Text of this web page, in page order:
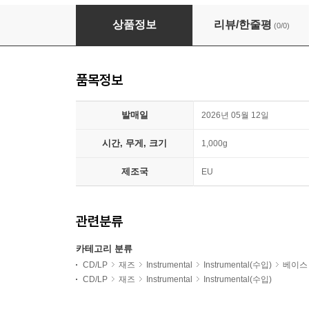
Thommy Andersson (토미 앤더슨) -
상품정보 리뷰/한줄평 (0/0)
품목정보
발매일 2026년 05월 12일
시간, 무게, 크기 1,000g
제조국 EU
관련분류
카테고리 분류
CD/LP 재즈 Instrumental Instrumental(수입)
베이스
CD/LP
재즈 Instrumental Instrumental(수입)